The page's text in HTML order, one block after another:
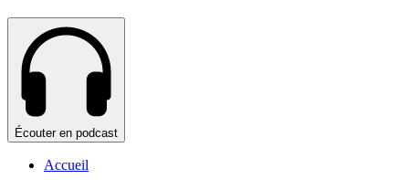
Écouter en podcast
Accueil